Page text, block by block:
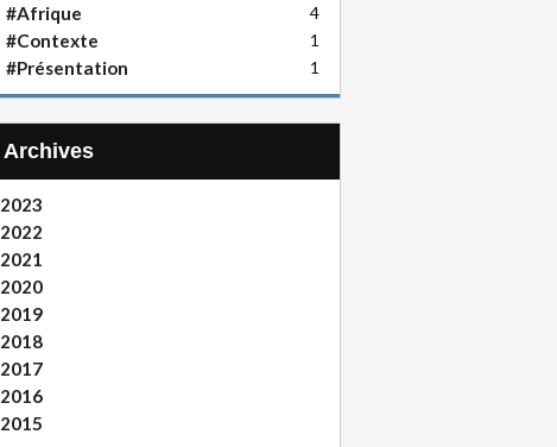
#Afrique 4
#Contexte 1
#Présentation 1
Archives
2023
2022
2021
2020
2019
2018
2017
2016
2015